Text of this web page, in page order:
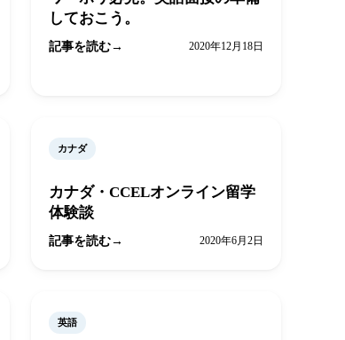
しておこう。
記事を読む 2020年12月18日
カナダ
カナダ・CCELオンライン留学
体験談
記事を読む 2020年6月2日
英語